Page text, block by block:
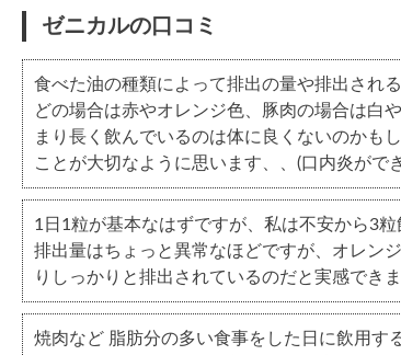
ゼニカルの口コミ
食べた油の種類によって排出の量や排出され
どの場合は赤やオレンジ色、豚肉の場合は白
まり長く飲んでいるのは体に良くないのかも
ことが大切なように思います、、(口内炎がで
1日1粒が基本なはずですが、私は不安から3
排出量はちょっと異常なほどですが、オレン
りしっかりと排出されているのだと実感できま
焼肉など 脂肪分の多い食事をした日に飲用す